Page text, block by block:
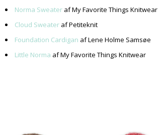
Norma Sweater af My Favorite Things Knitwear
Cloud Sweater af Petiteknit
Foundation Cardigan af Lene Holme Samsøe
Little Norma af My Favorite Things Knitwear